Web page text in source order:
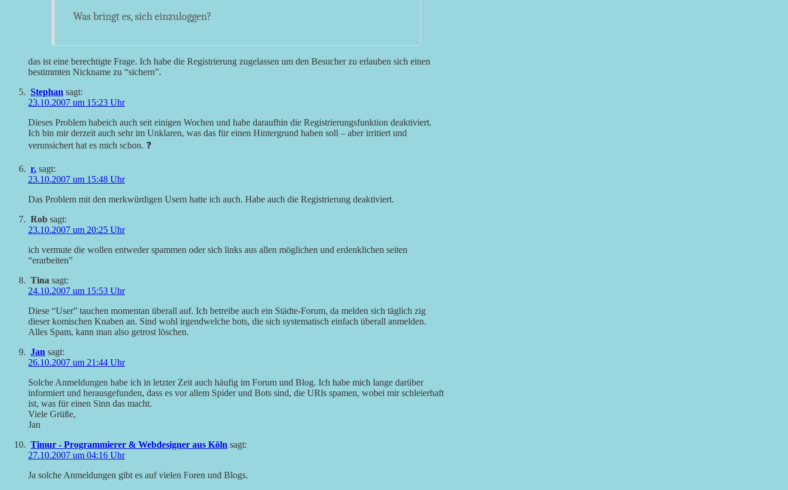
Was bringt es, sich einzuloggen?
das ist eine berechtigte Frage. Ich habe die Registrierung zugelassen um den Besucher zu erlauben sich einen
bestimmten Nickname zu “sichern”.
Stephan sagt:
23.10.2007 um 15:23 Uhr
Dieses Problem habeich auch seit einigen Wochen und habe daraufhin die Registrierungsfunktion deaktiviert.
Ich bin mir derzeit auch sehr im Unklaren, was das für einen Hintergrund haben soll – aber irritiert und
verunsichert hat es mich schon. ❓
r. sagt:
23.10.2007 um 15:48 Uhr
Das Problem mit den merkwürdigen Usern hatte ich auch. Habe auch die Registrierung deaktiviert.
Rob sagt:
23.10.2007 um 20:25 Uhr
ich vermute die wollen entweder spammen oder sich links aus allen möglichen und erdenklichen seiten
“erarbeiten”
Tina sagt:
24.10.2007 um 15:53 Uhr
Diese “User” tauchen momentan überall auf. Ich betreibe auch ein Städte-Forum, da melden sich täglich zig
dieser komischen Knaben an. Sind wohl irgendwelche bots, die sich systematisch einfach überall anmelden.
Alles Spam, kann man also getrost löschen.
Jan sagt:
26.10.2007 um 21:44 Uhr
Solche Anmeldungen habe ich in letzter Zeit auch häufig im Forum und Blog. Ich habe mich lange darüber
informiert und herausgefunden, dass es vor allem Spider und Bots sind, die URls spamen, wobei mir schleierhaft
ist, was für einen Sinn das macht.
Viele Grüße,
Jan
Timur - Programmierer & Webdesigner aus Köln sagt:
27.10.2007 um 04:16 Uhr
Ja solche Anmeldungen gibt es auf vielen Foren und Blogs.